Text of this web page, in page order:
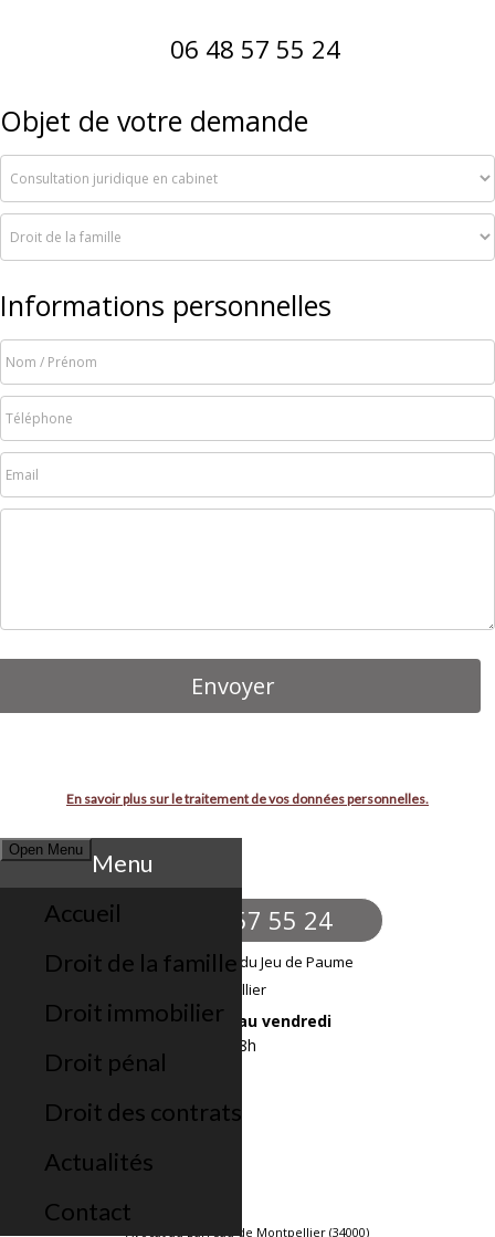
06 48 57 55 24
Objet de votre demande
Informations personnelles
En savoir plus sur le traitement de vos données personnelles.
Open Menu
Menu
Accueil
Droit de la famille
Droit immobilier
Droit pénal
Droit des contrats
Actualités
Contact
06 48 57 55 24
24 Boulevard du Jeu de Paume
34000 Montpellier
Du lundi au vendredi
De 9h à 18h
Avocat au Barreau de Montpellier (34000)